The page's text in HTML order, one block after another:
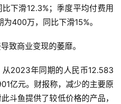
下滑12.3%；季度平均付费用
400万，同比下滑15%。
致商业变现的萎靡。
从2023年同期的人民币12.583
亿元。财报称，减少的主要原
斗鱼提供了较低价格的产品，